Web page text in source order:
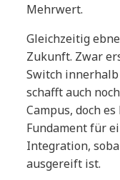
Mehrwert.
Gleichzeitig
Zukunft. Zwar
Switch
schafft auch
Campus, doch
Fundament für
Integration,
ausgereift ist.